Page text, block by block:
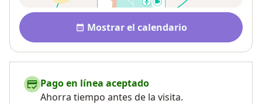
Disponibilidad
Mostrar el calendario
Pago en línea aceptado
Ahorra tiempo antes de la visita.